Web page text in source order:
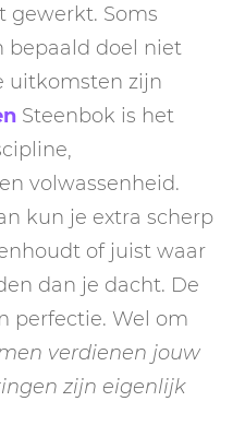
gewerkt. Soms
bepaald doel niet
uitkomsten zijn
Steenbok is het
volwassenheid.
kun je extra scherp
of juist waar
dan je dacht. De
perfectie. Wel om
verdienen jouw
zijn eigenlijk